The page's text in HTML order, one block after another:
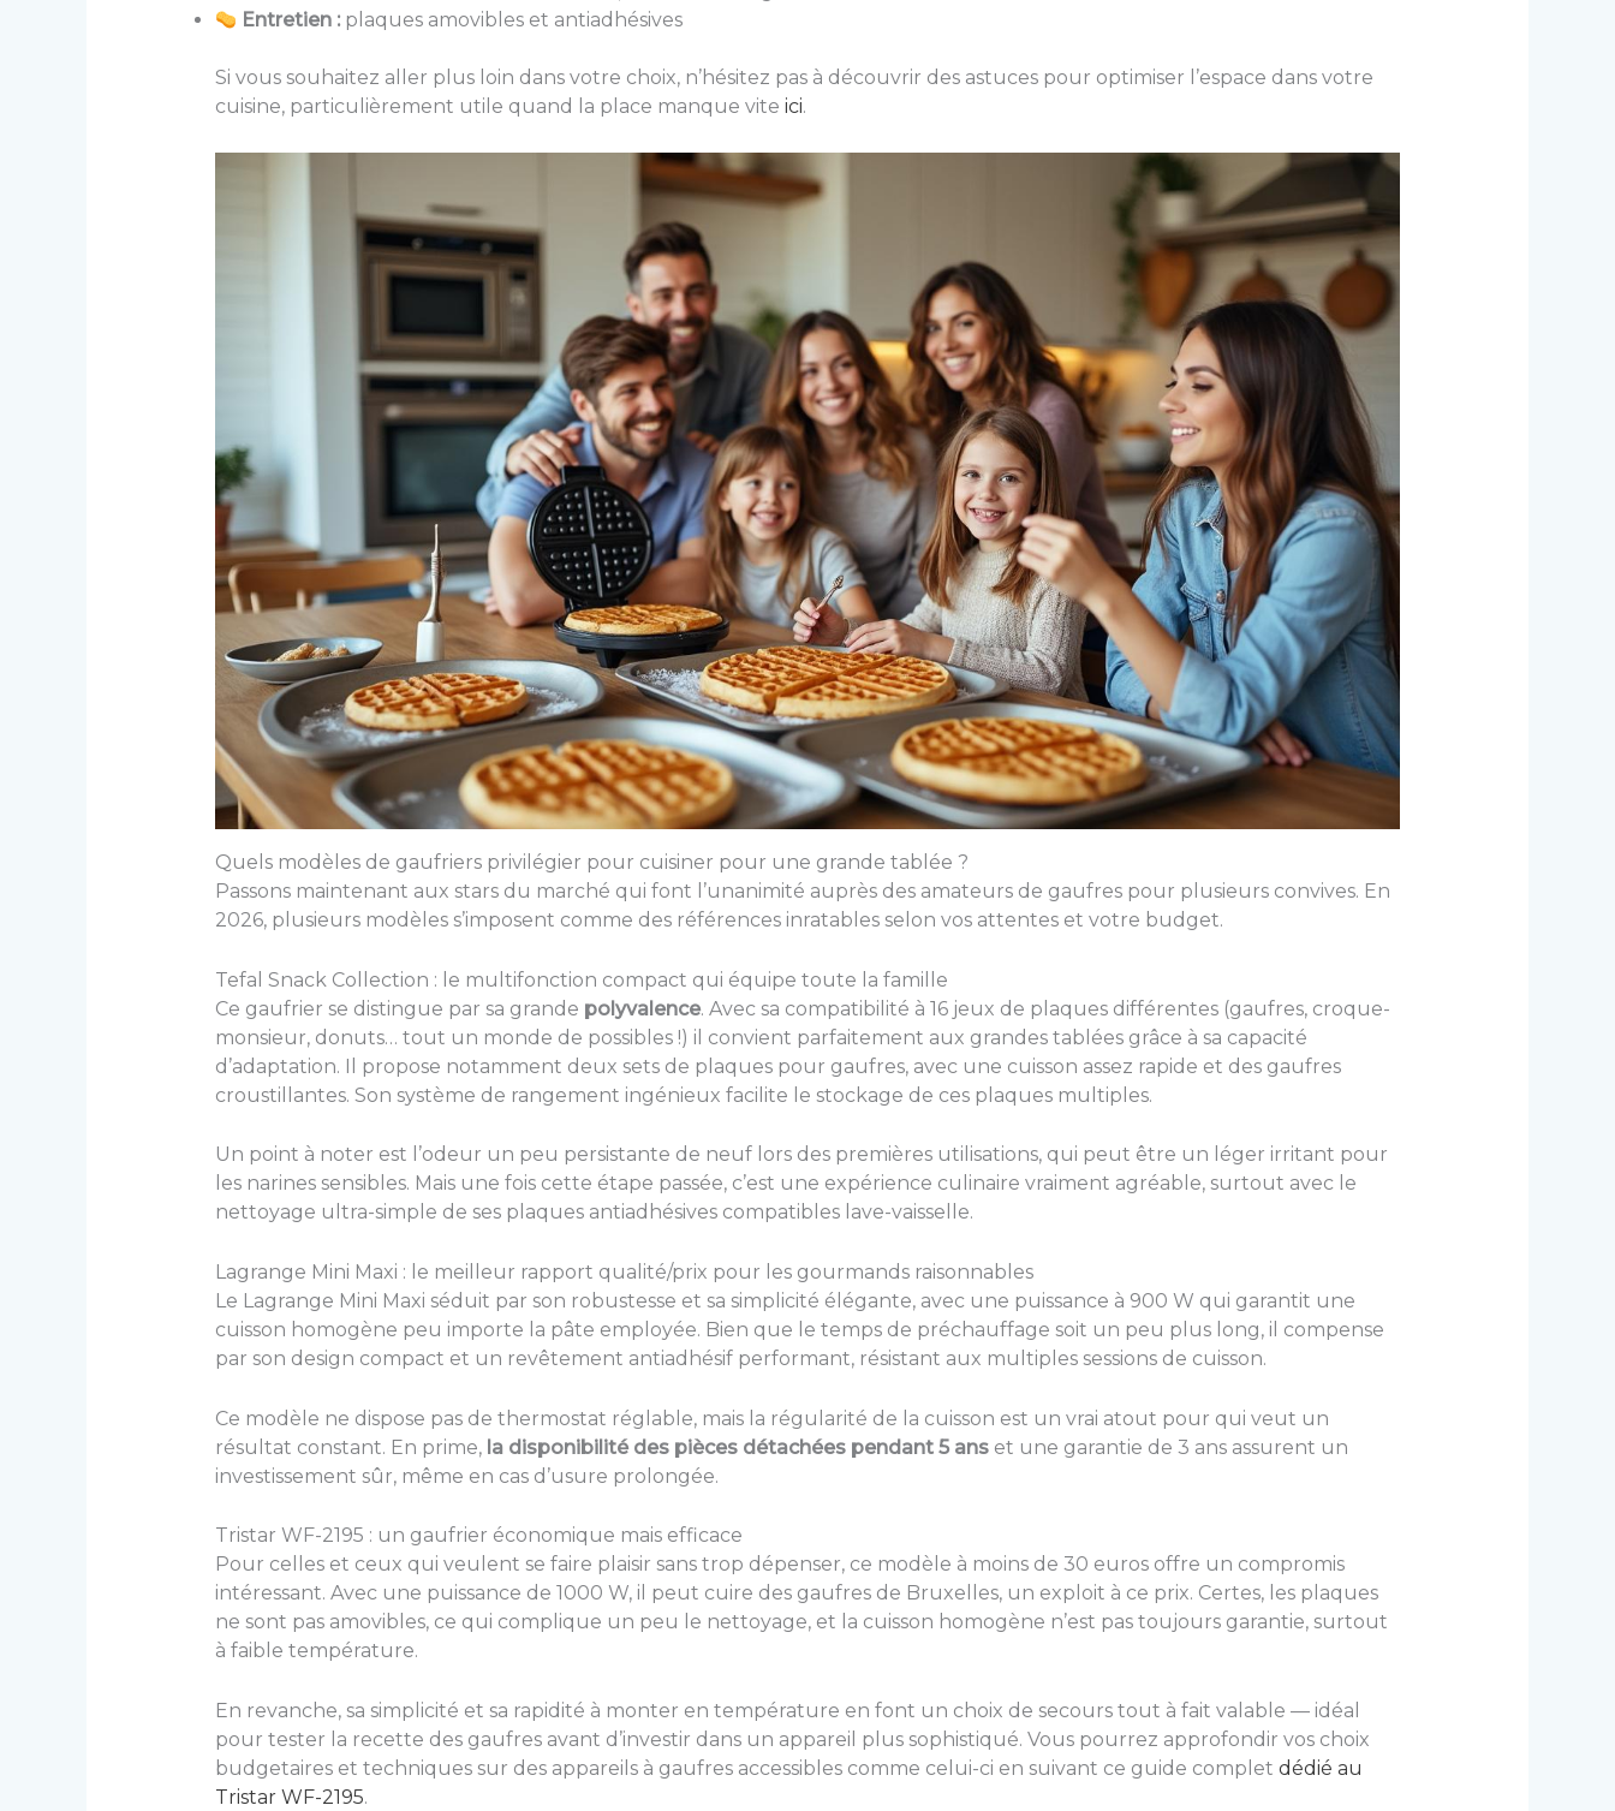
Entretien :plaques amovibles et antiadhésives
Si vous souhaitez aller plus loin dans votre choix, n’hésitez pas à découvrir des astuces pour optimiser l’espace dans votre
cuisine, particulièrement utile quand la place manque vite ici.
Quels modèles de gaufriers privilégier pour cuisiner pour une grande tablée ?
Passons maintenant aux stars du marché qui font l’unanimité auprès des amateurs de gaufres pour plusieurs convives. En
2026, plusieurs modèles s’imposent comme des références inratables selon vos attentes et votre budget.
Tefal Snack Collection : le multifonction compact qui équipe toute la famille
Ce gaufrier se distingue par sa grande polyvalence. Avec sa compatibilité à 16 jeux de plaques différentes (gaufres, croque-
monsieur, donuts… tout un monde de possibles !) il convient parfaitement aux grandes tablées grâce à sa capacité
d’adaptation. Il propose notamment deux sets de plaques pour gaufres, avec une cuisson assez rapide et des gaufres
croustillantes. Son système de rangement ingénieux facilite le stockage de ces plaques multiples.
Un point à noter est l’odeur un peu persistante de neuf lors des premières utilisations, qui peut être un léger irritant pour
les narines sensibles. Mais une fois cette étape passée, c’est une expérience culinaire vraiment agréable, surtout avec le
nettoyage ultra-simple de ses plaques antiadhésives compatibles lave-vaisselle.
Lagrange Mini Maxi : le meilleur rapport qualité/prix pour les gourmands raisonnables
Le Lagrange Mini Maxi séduit par son robustesse et sa simplicité élégante, avec une puissance à 900 W qui garantit une
cuisson homogène peu importe la pâte employée. Bien que le temps de préchauffage soit un peu plus long, il compense
par son design compact et un revêtement antiadhésif performant, résistant aux multiples sessions de cuisson.
Ce modèle ne dispose pas de thermostat réglable, mais la régularité de la cuisson est un vrai atout pour qui veut un
résultat constant. En prime, la disponibilité des pièces détachées pendant 5 anset une garantie de 3 ans assurent un
investissement sûr, même en cas d’usure prolongée.
Tristar WF-2195 : un gaufrier économique mais efficace
Pour celles et ceux qui veulent se faire plaisir sans trop dépenser, ce modèle à moins de 30 euros offre un compromis
intéressant. Avec une puissance de 1000 W, il peut cuire des gaufres de Bruxelles, un exploit à ce prix. Certes, les plaques
ne sont pas amovibles, ce qui complique un peu le nettoyage, et la cuisson homogène n’est pas toujours garantie, surtout
à faible température.
En revanche, sa simplicité et sa rapidité à monter en température en font un choix de secours tout à fait valable — idéal
pour tester la recette des gaufres avant d’investir dans un appareil plus sophistiqué. Vous pourrez approfondir vos choix
budgetaires et techniques sur des appareils à gaufres accessibles comme celui-ci en suivant ce guide complet dédié au
Tristar WF-2195.